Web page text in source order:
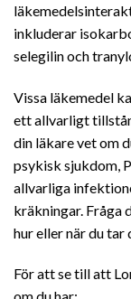
inkluderar
selegilin och
Vissa läkemedel
ett allvarligt
din läkare vet om
psykisk sjukdom,
allvarliga
kräkningar. Fråga
hur eller när du tar
För att se till att